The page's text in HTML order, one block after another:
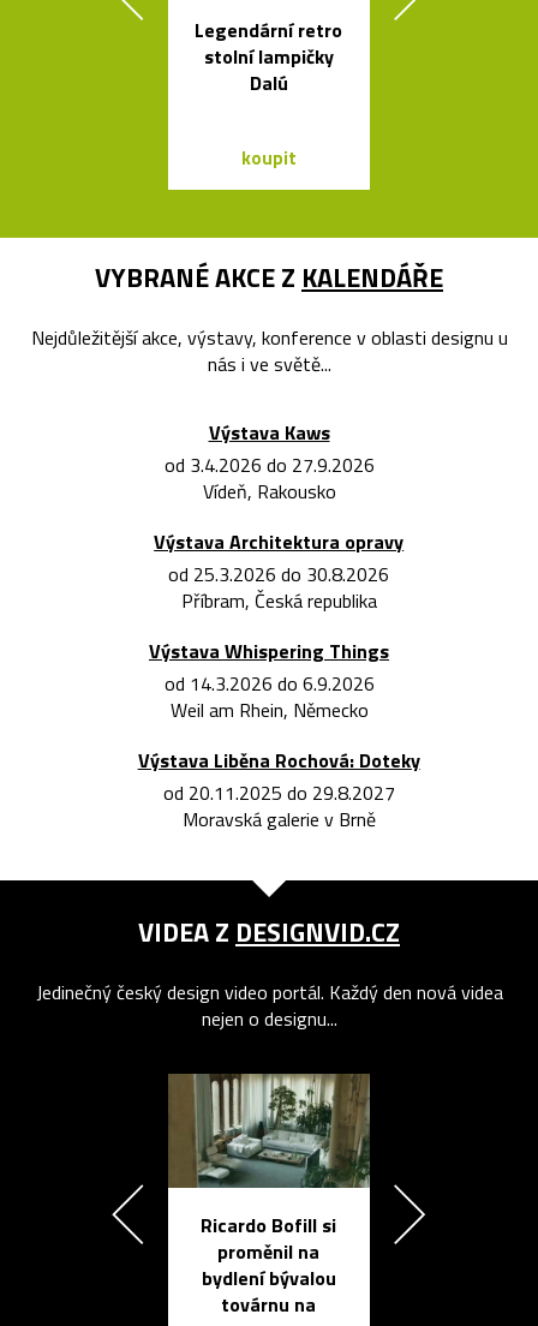
Legendární retro
stolní lampičky
Dalú
koupit
VYBRANÉ AKCE Z KALENDÁŘE
Nejdůležitější akce, výstavy, konference v oblasti designu u
nás i ve světě...
Výstava Kaws
od 3.4.2026 do 27.9.2026
Vídeň, Rakousko
Výstava Architektura opravy
od 25.3.2026 do 30.8.2026
Příbram, Česká republika
Výstava Whispering Things
od 14.3.2026 do 6.9.2026
Weil am Rhein, Německo
Výstava Liběna Rochová: Doteky
od 20.11.2025 do 29.8.2027
Moravská galerie v Brně
VIDEA Z DESIGNVID.CZ
Jedinečný český design video portál. Každý den nová videa
nejen o designu...
Ricardo Bofill si
proměnil na
bydlení bývalou
továrnu na